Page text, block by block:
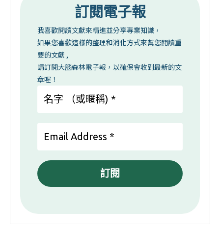
訂閱電子報
我喜歡閱讀文獻來精進並分享專業知識，
如果您喜歡這樣的整理和消化方式來幫您閱讀重
要的文獻 ,
請訂閱大腦森林電子報，以確保會收到最新的文
章喔！